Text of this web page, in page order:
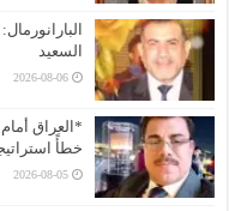
السعيد
2026-08-06
*العراق
خطأً
2026-08-05